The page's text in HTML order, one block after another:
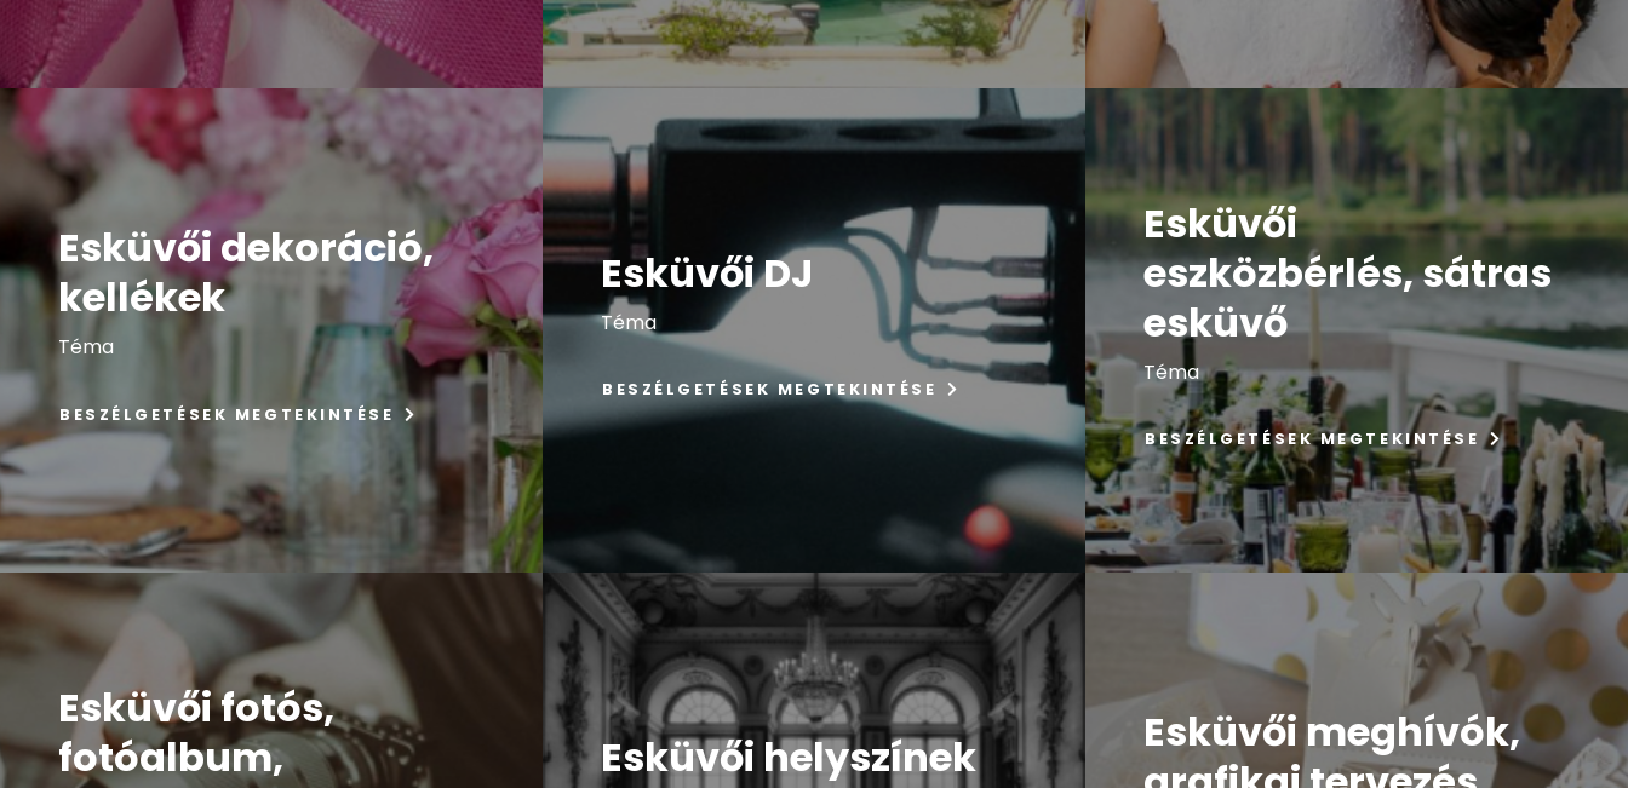
Esküvői dekoráció,
kellékek
Téma
BESZÉLGETÉSEK MEGTEKINTÉSE
Esküvői DJ
Téma
BESZÉLGETÉSEK MEGTEKINTÉSE
Esküvői
eszközbérlés, sátras
esküvő
Téma
BESZÉLGETÉSEK MEGTEKINTÉSE
Esküvői fotós,
fotóalbum,
Esküvői helyszínek
Esküvői meghívók,